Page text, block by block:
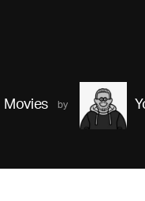
Movies